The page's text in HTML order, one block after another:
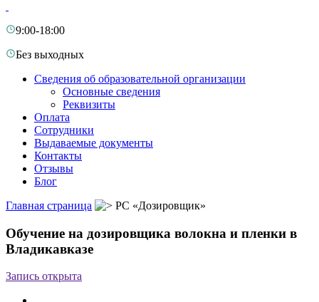
9:00-18:00
Без выходных
Сведения об образовательной организации
Основные сведения
Реквизиты
Оплата
Сотрудники
Выдаваемые документы
Контакты
Отзывы
Блог
Главная страница
РС «Дозировщик»
Обучение на дозировщика волокна и пленки в
Владикавказе
Запись открыта